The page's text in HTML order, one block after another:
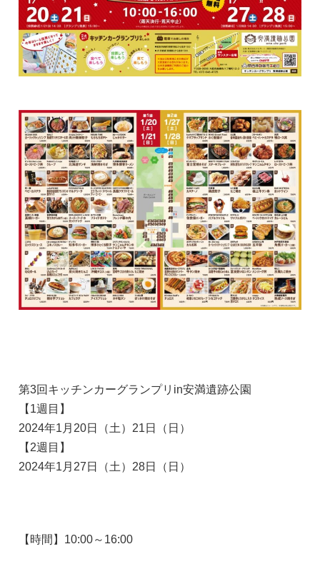
第3回キッチンカーグランプリin安満遺跡公園
【1週目】
2024年1月20日（土）21日（日）
【2週目】
2024年1月27日（土）28日（日）
【時間】10:00～16:00